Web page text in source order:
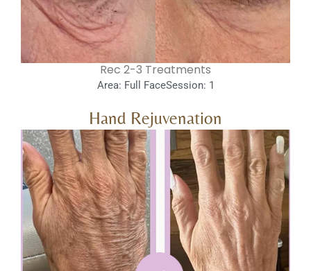
Rec 2-3 Treatments
Area: Full Face
Hand Rejuvenation